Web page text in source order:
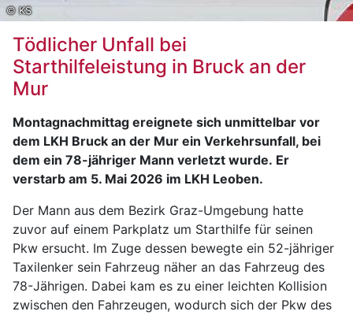
© KS
Tödlicher Unfall bei
Starthilfeleistung in Bruck an der
Mur
Montagnachmittag ereignete sich unmittelbar vor
dem LKH Bruck an der Mur ein Verkehrsunfall, bei
dem ein 78-jähriger Mann verletzt wurde. Er
verstarb am 5. Mai 2026 im LKH Leoben.
Der Mann aus dem Bezirk Graz-Umgebung hatte
zuvor auf einem Parkplatz um Starthilfe für seinen
Pkw ersucht. Im Zuge dessen bewegte ein 52-jähriger
Taxilenker sein Fahrzeug näher an das Fahrzeug des
78-Jährigen. Dabei kam es zu einer leichten Kollision
zwischen den Fahrzeugen, wodurch sich der Pkw des